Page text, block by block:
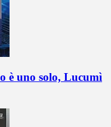
è uno solo, Lucumì